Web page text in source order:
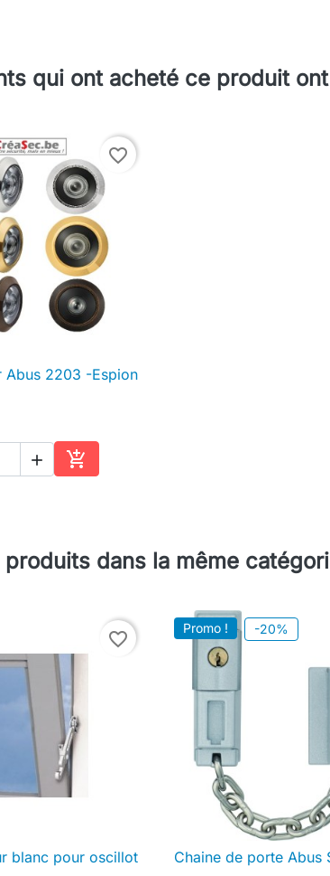
qui ont acheté ce produit
favorite_border
rapide
Abus 2203 -Espion
 
Ajouter au panier
dans la même
favorite_border
rapide
blanc pour oscillot
Promo ! -20%
 Aperçu
Chaine de porte Abus